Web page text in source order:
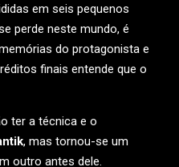
em seis pequenos
perde neste mundo, é
do protagonista e
finais entende que o
ter a técnica e o
, mas tornou-se um
outro antes dele.